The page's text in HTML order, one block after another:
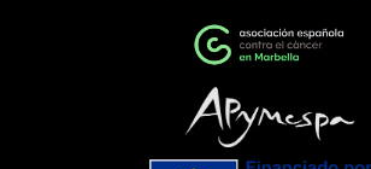
cambioEventos como la Gala de la
ponen de manifiesto el
papel que pueden desempeñar
empresas cuando unen
torno a una causa común. La